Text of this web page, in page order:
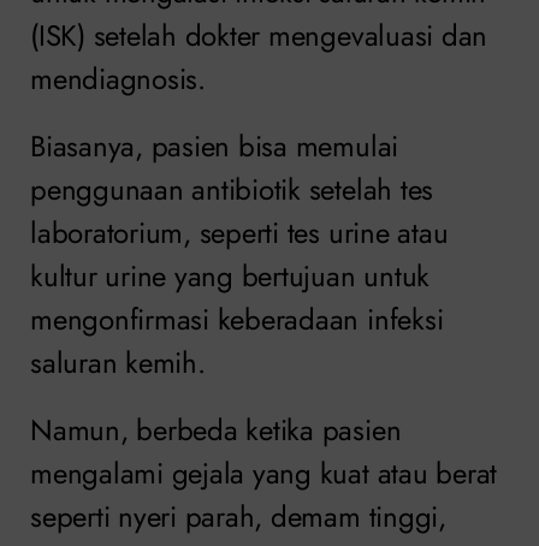
(ISK) setelah dokter mengevaluasi dan
mendiagnosis.
Biasanya, pasien bisa memulai
penggunaan antibiotik setelah tes
laboratorium, seperti tes urine atau
kultur urine yang bertujuan untuk
mengonfirmasi keberadaan infeksi
saluran kemih.
Namun, berbeda ketika pasien
mengalami gejala yang kuat atau berat
seperti nyeri parah, demam tinggi,